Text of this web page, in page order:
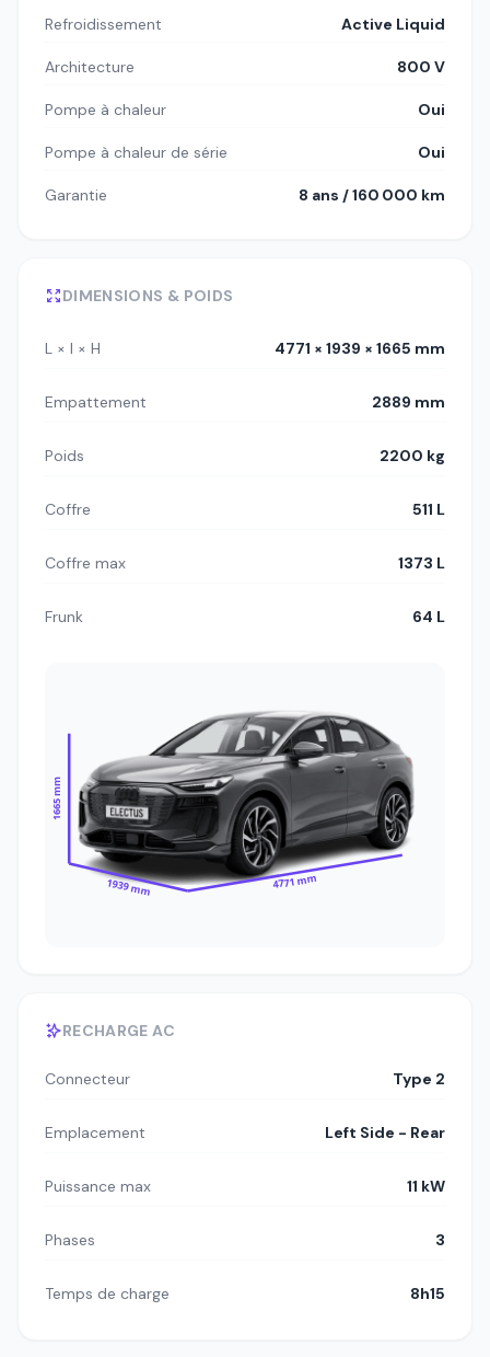
Refroidissement Active Liquid
Architecture 800 V
Pompe à chaleur Oui
Pompe à chaleur de série Oui
Garantie 8 ans / 160 000 km
DIMENSIONS & POIDS
L × l × H 4771 × 1939 × 1665 mm
Empattement 2889 mm
Poids 2200 kg
Coffre 511 L
Coffre max 1373 L
Frunk 64 L
1665 mm
1939 mm 4771 mm
RECHARGE AC
Connecteur Type 2
Emplacement Left Side - Rear
Puissance max 11 kW
Phases 3
Temps de charge 8h15